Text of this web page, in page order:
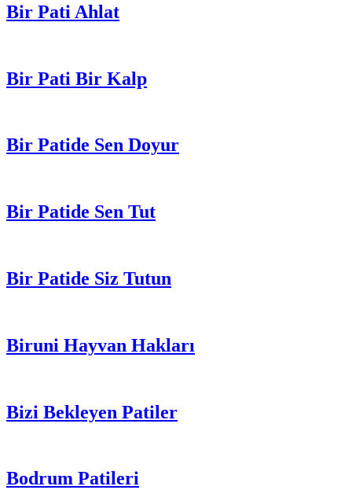
Bir Pati Ahlat
Bir Pati Bir Kalp
Bir Patide Sen Doyur
Bir Patide Sen Tut
Bir Patide Siz Tutun
Biruni Hayvan Hakları
Bizi Bekleyen Patiler
Bodrum Patileri